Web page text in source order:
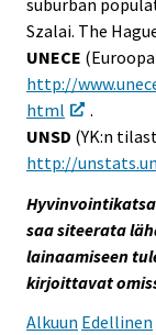
Szalai. The
UNECE
http://
html
.
UNSD (YK:n
http://
saa siteerata
lainaamiseen
kirjoittavat
Alkuun Edellinen